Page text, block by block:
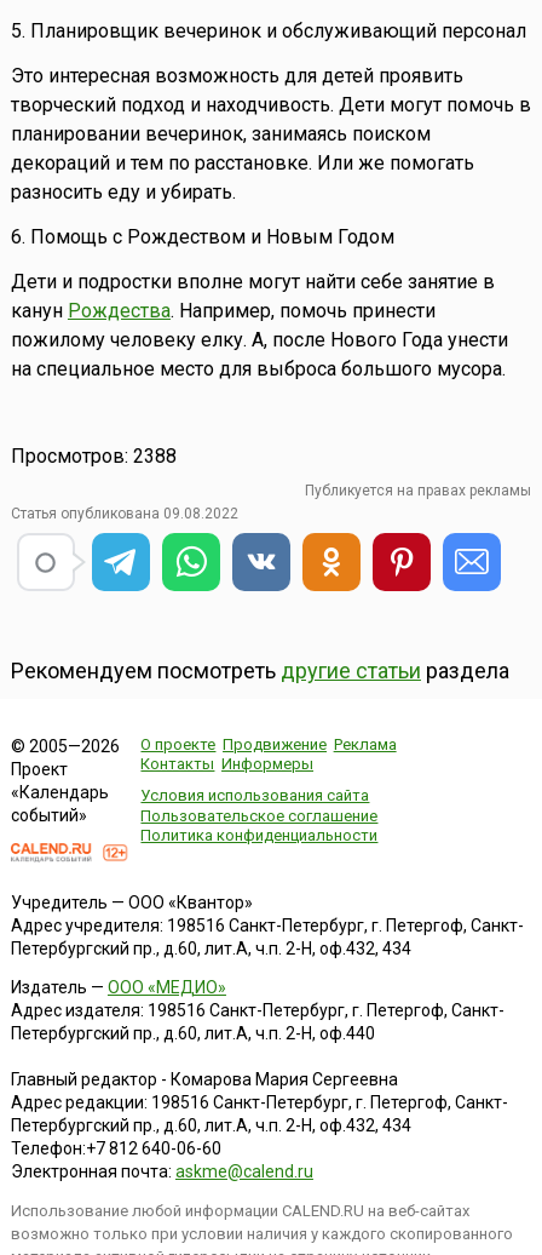
5. Планировщик вечеринок и обслуживающий персонал
Это интересная возможность для детей проявить
творческий подход и находчивость. Дети могут помочь в
планировании вечеринок, занимаясь поиском
декораций и тем по расстановке. Или же помогать
разносить еду и убирать.
6. Помощь с Рождеством и Новым Годом
Дети и подростки вполне могут найти себе занятие в
канун Рождества. Например, помочь принести
пожилому человеку елку. А, после Нового Года унести
на специальное место для выброса большого мусора.
Просмотров: 2388
Публикуется на правах рекламы
Статья опубликована 09.08.2022
Рекомендуем посмотреть другие статьи раздела
© 2005—2026
Проект
«Календарь
событий»
О проекте Продвижение Реклама
Контакты Информеры
Условия использования сайта
Пользовательское соглашение
Политика конфиденциальности
Учредитель — ООО «Квантор»
Адрес учредителя: 198516 Санкт-Петербург, г. Петергоф, Санкт-
Петербургский пр., д.60, лит.А, ч.п. 2-Н, оф.432, 434
Издатель — ООО «МЕДИО»
Адрес издателя: 198516 Санкт-Петербург, г. Петергоф, Санкт-
Петербургский пр., д.60, лит.А, ч.п. 2-Н, оф.440
Главный редактор - Комарова Мария Сергеевна
Адрес редакции: 198516 Санкт-Петербург, г. Петергоф, Санкт-
Петербургский пр., д.60, лит.А, ч.п. 2-Н, оф.432, 434
Телефон:+7 812 640-06-60
Электронная почта: askme@calend.ru
Использование любой информации CALEND.RU на веб-сайтах
возможно только при условии наличия у каждого скопированного